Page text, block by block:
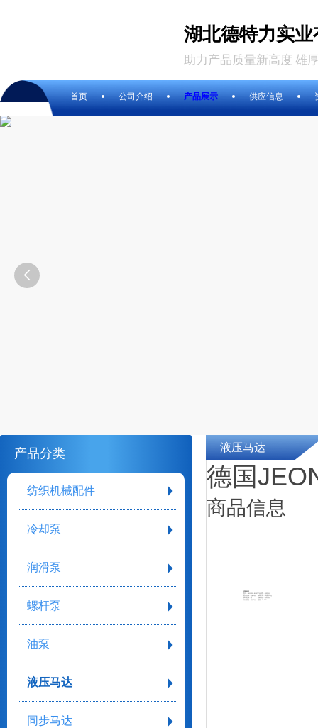
湖北德特力实
助力产品质量新高度 雄
首页 公司介绍 产品展示 供应信息

产品分类
纺织机械配件
冷却泵
润滑泵
螺杆泵
油泵
液压马达
同步马达
液压马达
德国
商品信息